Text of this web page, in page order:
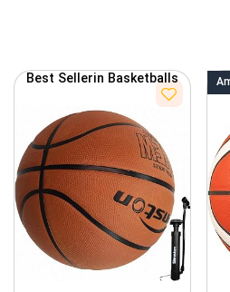
Best Sellerin Basketballs